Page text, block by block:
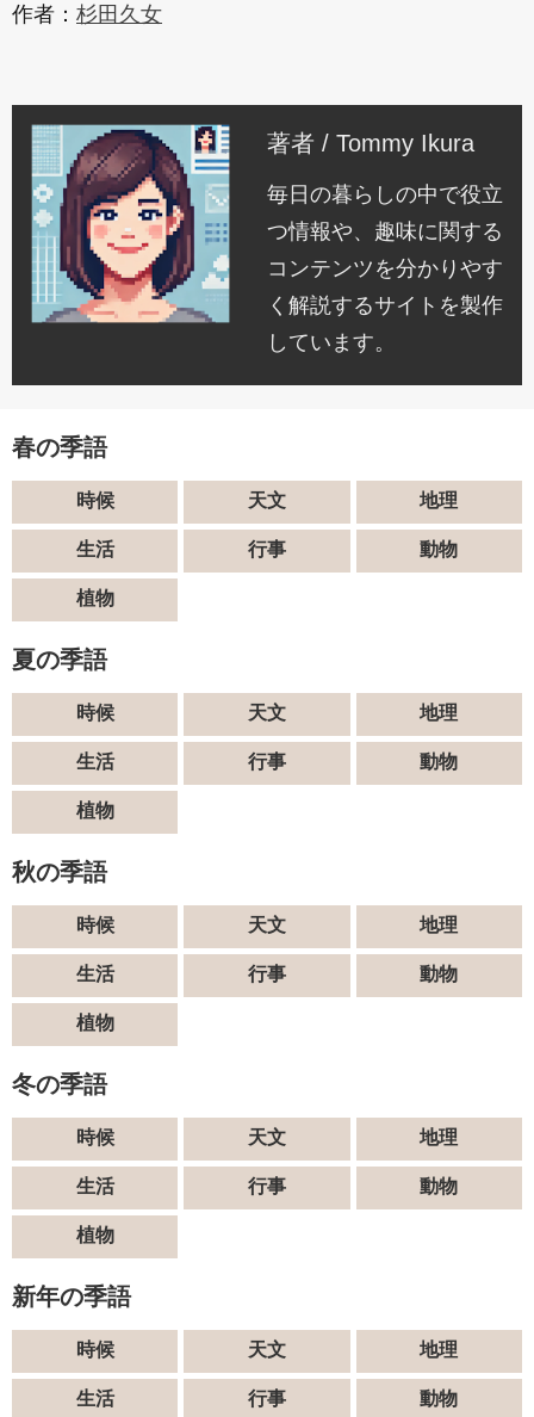
作者： 杉田久女
著者 / Tommy Ikura
毎日の暮らしの中で役立
つ情報や、趣味に関する
コンテンツを分かりやす
く解説するサイトを製作
しています。
春の季語
時候 天文 地理
生活 行事 動物
植物
夏の季語
時候 天文 地理
生活 行事 動物
植物
秋の季語
時候 天文 地理
生活 行事 動物
植物
冬の季語
時候 天文 地理
生活 行事 動物
植物
新年の季語
時候 天文 地理
生活 行事 動物